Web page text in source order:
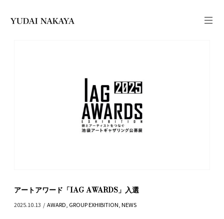
アートアワード「IAG AWARDS」入選
2025.10.13 / AWARD GROUP EXHIBITION ,NEWS